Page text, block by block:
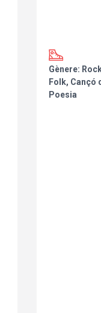
Gènere:
Folk, Cançó
Poesia